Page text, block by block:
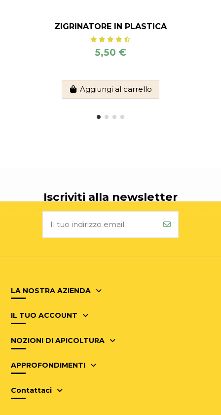
ZIGRINATORE IN PLASTICA
5,50 €
Aggiungi al carrello
Iscriviti alla newsletter
LA NOSTRA AZIENDA
IL TUO ACCOUNT
NOZIONI DI APICOLTURA
APPROFONDIMENTI
Contattaci